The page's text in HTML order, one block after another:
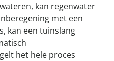
kan regenwater
met een
kan een tuinslang
het hele proces